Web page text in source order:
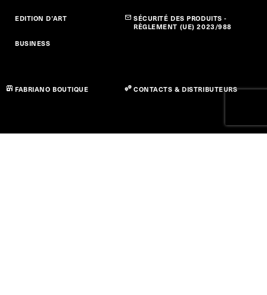
EDITION D’ART
BUSINESS
SÉCURITÉ DES PRODUITS -
RÈGLEMENT (UE) 2023/988
FABRIANO BOUTIQUE CONTACTS & DISTRIBUTEURS